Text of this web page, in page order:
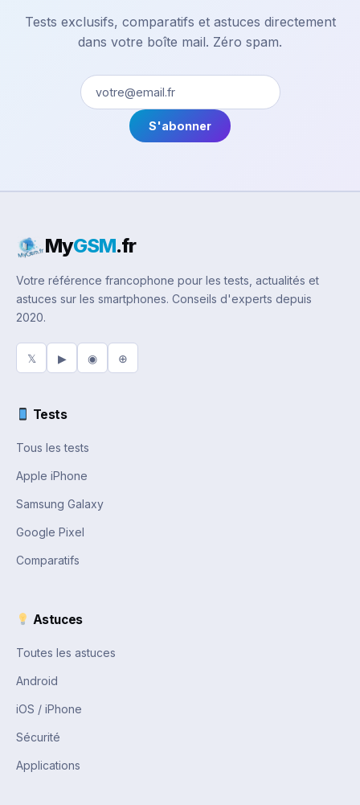
Tests exclusifs, comparatifs et astuces directement
dans votre boîte mail. Zéro spam.
S'abonner
MyGSM.fr
Votre référence francophone pour les tests, actualités et
astuces sur les smartphones. Conseils d'experts depuis
2020.
𝕏 ▶ ◉ ⊕
Tests
Tous les tests
Apple iPhone
Samsung Galaxy
Google Pixel
Comparatifs
Astuces
Toutes les astuces
Android
iOS / iPhone
Sécurité
Applications